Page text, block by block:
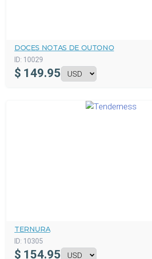
DOCES NOTAS DE OUTONO
ID: 10029
$ 149.95
TERNURA
ID: 10305
$ 154.95